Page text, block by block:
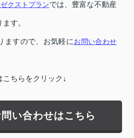
クストプランでは、豊富な不動産
す。
ますので、お気軽にお問い合わせ
ちらをクリック↓
い合わせはこちら